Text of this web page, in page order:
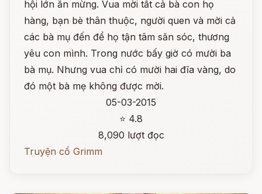
hội lớn ăn mừng. Vua mời tất cả bà con họ
hàng, bạn bè thân thuộc, người quen và mời cả
các bà mụ đến để họ tận tâm săn sóc, thương
yêu con mình. Trong nước bấy giờ có mười ba
bà mụ. Nhưng vua chỉ có mười hai đĩa vàng, do
đó một bà mẹ không được mời.
05-03-2015
⭐ 4.8
8,090 lượt đọc
Truyện cổ Grimm